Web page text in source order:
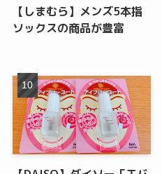
【しまむら】メンズ5本指
ソックスの商品が豊富